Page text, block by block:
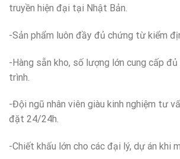
truyền hiện đại tại Nhật Bản.
-Sản phẩm luôn đầy đủ chứng từ kiểm
-Hàng sẵn kho, số lượng lớn cung cấp
trình.
-Đội ngũ nhân viên giàu kinh nghiệm tư
đặt 24/24h.
-Chiết khấu lớn cho các đại lý, dự án khi